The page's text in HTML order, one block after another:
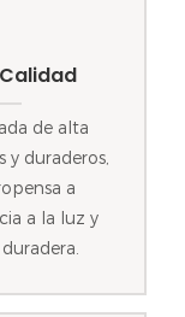
de alta
y duraderos,
a
a la luz y